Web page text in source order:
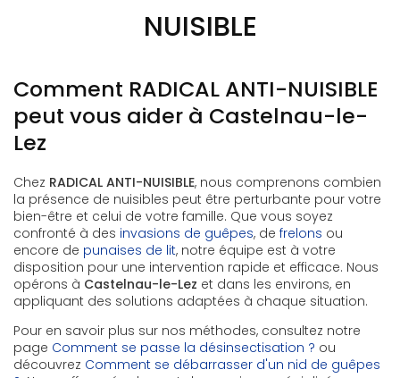
NUISIBLE
Comment RADICAL ANTI-NUISIBLE
peut vous aider à Castelnau-le-
Lez
Chez RADICAL ANTI-NUISIBLE, nous comprenons combien
la présence de nuisibles peut être perturbante pour votre
bien-être et celui de votre famille. Que vous soyez
confronté à des invasions de guêpes, de frelons ou
encore de punaises de lit, notre équipe est à votre
disposition pour une intervention rapide et efficace. Nous
opérons à Castelnau-le-Lez et dans les environs, en
appliquant des solutions adaptées à chaque situation.
Pour en savoir plus sur nos méthodes, consultez notre
page Comment se passe la désinsectisation ? ou
découvrez Comment se débarrasser d'un nid de guêpes